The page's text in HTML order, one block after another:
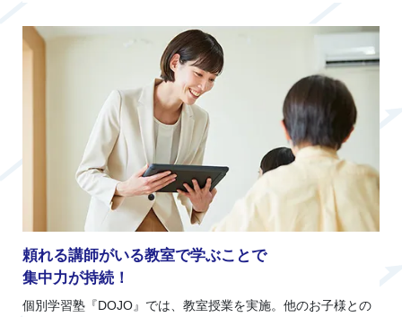
頼れる講師がいる教室で学ぶことで
集中力が持続！
個別学習塾『DOJO』では、教室授業を実施。他のお子様との